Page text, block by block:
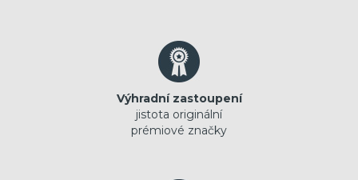
Výhradní zastoupení
jistota originální
prémiové značky